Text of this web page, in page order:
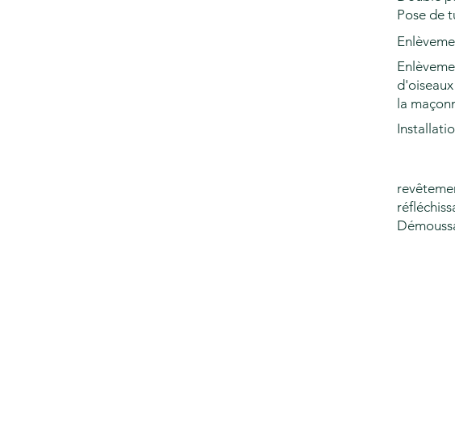
Pose de
d'oiseaux
la